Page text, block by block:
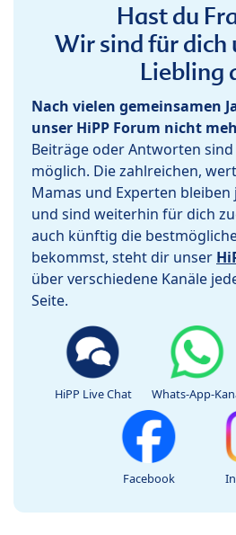
Hast du
Wir sind für dich
Liebling
Nach vielen gemeinsamen
unser HiPP Forum nicht
Beiträge oder Antworten
möglich. Die zahlreichen,
Mamas und Experten
und sind weiterhin für dich
auch künftig die
bekommst, steht dir unser
über verschiedene Kanäle
Seite.
HiPP Live Chat Whats-App-
Facebook